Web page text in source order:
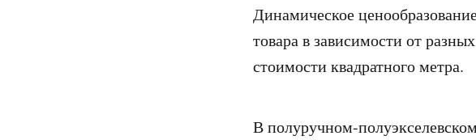
Динамическое
товара в зависимости от
стоимости квадратного метра.
В полуручном-